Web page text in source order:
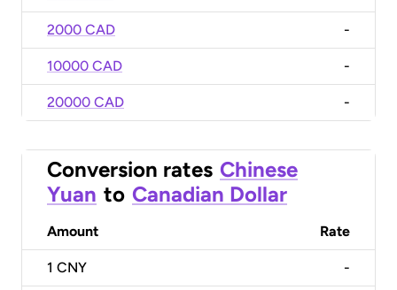
2000 CAD -
10000 CAD -
20000 CAD -
Conversion rates Chinese
Yuan to Canadian Dollar
Amount Rate
1 CNY -